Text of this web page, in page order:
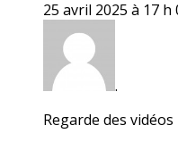
25 avril 2025 à 17 h
.
Regarde des vidéos